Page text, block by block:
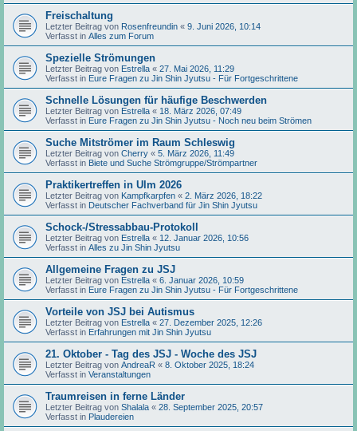
Freischaltung
Letzter Beitrag von Rosenfreundin « 9. Juni 2026, 10:14
Verfasst in Alles zum Forum
Spezielle Strömungen
Letzter Beitrag von Estrella « 27. Mai 2026, 11:29
Verfasst in Eure Fragen zu Jin Shin Jyutsu - Für Fortgeschrittene
Schnelle Lösungen für häufige Beschwerden
Letzter Beitrag von Estrella « 18. März 2026, 07:49
Verfasst in Eure Fragen zu Jin Shin Jyutsu - Noch neu beim Strömen
Suche Mitströmer im Raum Schleswig
Letzter Beitrag von Cherry « 5. März 2026, 11:49
Verfasst in Biete und Suche Strömgruppe/Strömpartner
Praktikertreffen in Ulm 2026
Letzter Beitrag von Kampfkarpfen « 2. März 2026, 18:22
Verfasst in Deutscher Fachverband für Jin Shin Jyutsu
Schock-/Stressabbau-Protokoll
Letzter Beitrag von Estrella « 12. Januar 2026, 10:56
Verfasst in Alles zu Jin Shin Jyutsu
Allgemeine Fragen zu JSJ
Letzter Beitrag von Estrella « 6. Januar 2026, 10:59
Verfasst in Eure Fragen zu Jin Shin Jyutsu - Für Fortgeschrittene
Vorteile von JSJ bei Autismus
Letzter Beitrag von Estrella « 27. Dezember 2025, 12:26
Verfasst in Erfahrungen mit Jin Shin Jyutsu
21. Oktober - Tag des JSJ - Woche des JSJ
Letzter Beitrag von AndreaR « 8. Oktober 2025, 18:24
Verfasst in Veranstaltungen
Traumreisen in ferne Länder
Letzter Beitrag von Shalala « 28. September 2025, 20:57
Verfasst in Plaudereien